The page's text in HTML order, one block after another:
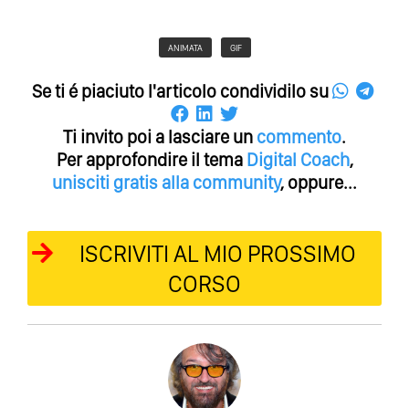
ANIMATA GIF
Se ti é piaciuto l'articolo condividilo su
Ti invito poi a lasciare un commento.
Per approfondire il tema Digital Coach,
unisciti gratis alla community, oppure...
ISCRIVITI AL MIO PROSSIMO
CORSO